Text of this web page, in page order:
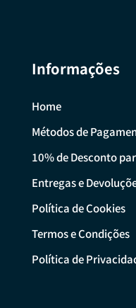
Informações
Home
Métodos de
10% de Desconto
Entregas e
Política de Cookies
Termos e Condições
Política de